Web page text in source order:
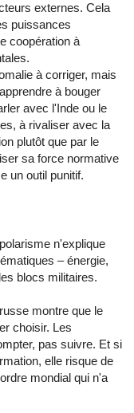
externes. Cela
puissances
coopération à
à corriger, mais
à bouger
avec l'Inde ou le
à rivaliser avec la
plutôt que par le
sa force normative
un outil punitif.
n'explique
– énergie,
blocs militaires.
montre que le
choisir. Les
pas suivre. Et si
elle risque de
mondial qui n'a